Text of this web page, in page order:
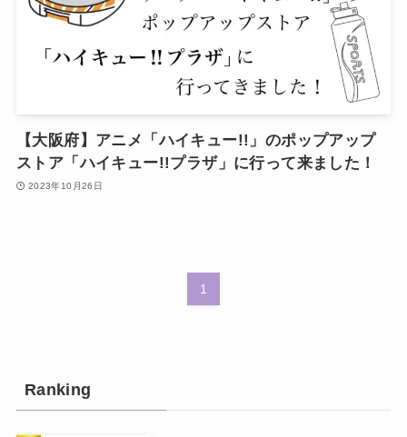
【大阪府】アニメ「ハイキュー!!」のポップアップ
ストア「ハイキュー!!プラザ」に行って来ました！
2023年10月26日
1
Ranking